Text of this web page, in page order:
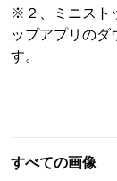
※２、ミニスト
ップアプリのダ
す。
すべての画像